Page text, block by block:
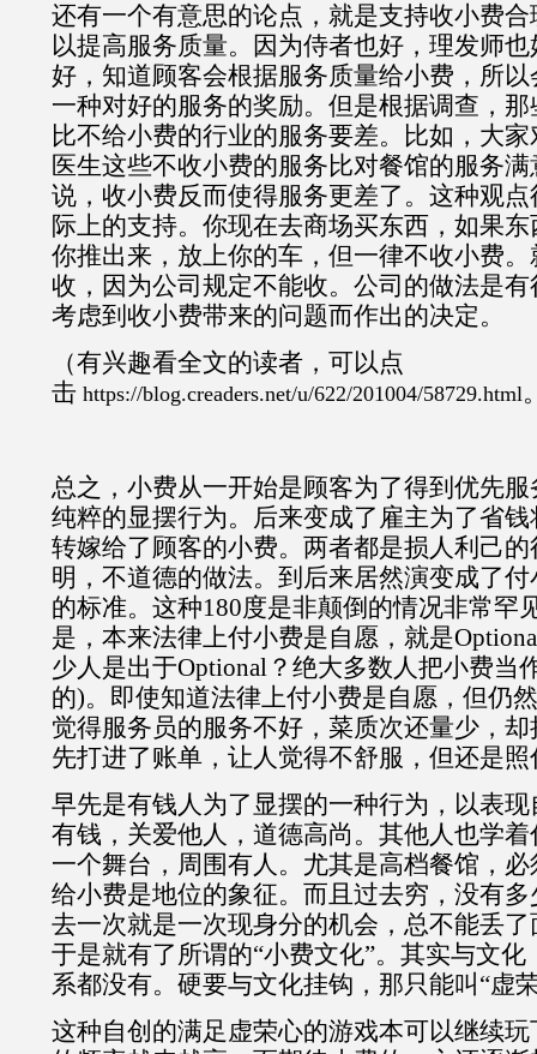
还有一个有意思的论点，就是支持收小费
以提高服务质量。因为侍者也好，理发师
好，知道顾客会根据服务质量给小费，所
一种对好的服务的奖励。但是根据调查，
比不给小费的行业的服务要差。比如，大
医生这些不收小费的服务比对餐馆的服务
说，收小费反而使得服务更差了。这种观
际上的支持。你现在去商场买东西，如果
你推出来，放上你的车，但一律不收小费
收，因为公司规定不能收。公司的做法是
考虑到收小费带来的问题而作出的决定。
（有兴趣看全文的读者，可以点
击 https://blog.creaders.net/u/622/201004/58729.html
总之，小费从一开始是顾客为了得到优先
纯粹的显摆行为。后来变成了雇主为了省
转嫁给了顾客的小费。两者都是损人利己
明，不道德的做法。到后来居然演变成了
的标准。这种180度是非颠倒的情况非常罕
是，本来法律上付小费是自愿，就是
少人是出于Optional？绝大多数人把小费当
的)。即使知道法律上付小费是自愿，但仍
觉得服务员的服务不好，菜质次还量少，
先打进了账单，让人觉得不舒服，但还是
早先是有钱人为了显摆的一种行为，以表
有钱，关爱他人，道德高尚。其他人也学
一个舞台，周围有人。尤其是高档餐馆，
给小费是地位的象征。而且过去穷，没有
去一次就是一次现身分的机会，总不能丢
于是就有了所谓的“小费文化”。其实与文
系都没有。硬要与文化挂钩，那只能叫“虚
这种自创的满足虚荣心的游戏本可以继续